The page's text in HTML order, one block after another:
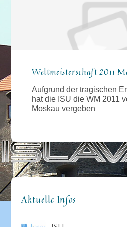
Weltmeisterschaft 2011
Aufgrund der tragischen
hat die ISU die WM 2011
Moskau vergeben
Aktuelle Infos